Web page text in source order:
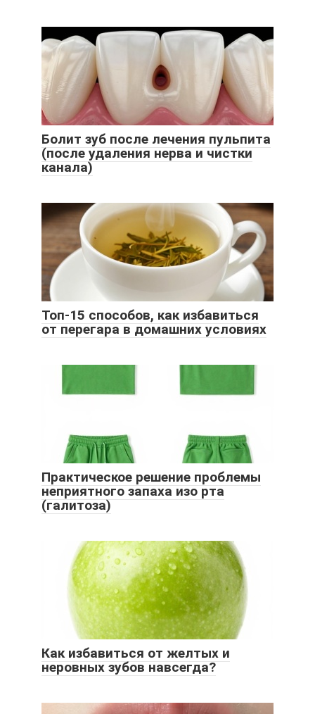
Болит зуб после лечения пульпита
(после удаления нерва и чистки
канала)
Топ-15 способов, как избавиться
от перегара в домашних условиях
Практическое решение проблемы
неприятного запаха изо рта
(галитоза)
Как избавиться от желтых и
неровных зубов навсегда?